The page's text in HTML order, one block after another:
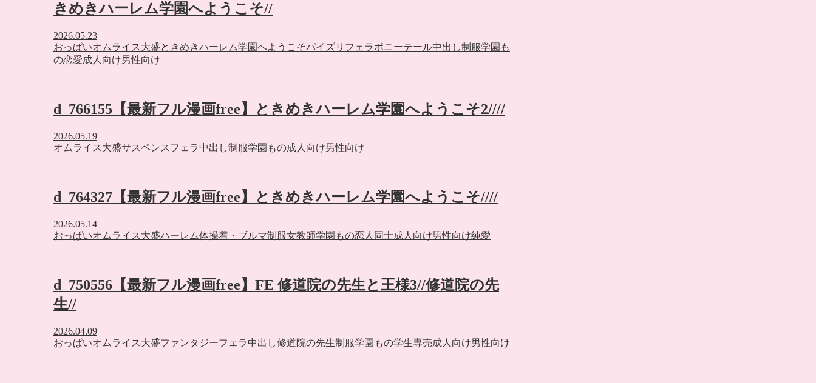
きめきハーレム学園へようこそ//
2026.05.23
おっぱいオムライス大盛ときめきハーレム学園へようこそパイズリ フェラポニーテール中出し制服学園も
の恋愛成人向け男性向け
d_766155【最新フル漫画free】ときめきハーレム学園へようこそ2////
2026.05.19
オムライス大盛サスペンスフェラ中出し制服学園もの成人向け男性向け
d_764327【最新フル漫画free】ときめきハーレム学園へようこそ////
2026.05.14
おっぱいオムライス大盛ハーレム体操着・ブルマ制服女教師学園もの恋人同士成人向け男性向け純愛
d_750556【最新フル漫画free】FE 修道院の先生と王様3//修道院の先
生//
2026.04.09
おっぱいオムライス大盛ファンタジーフェラ中出し修道院の先生制服学園もの学生専売成人向け男性向け